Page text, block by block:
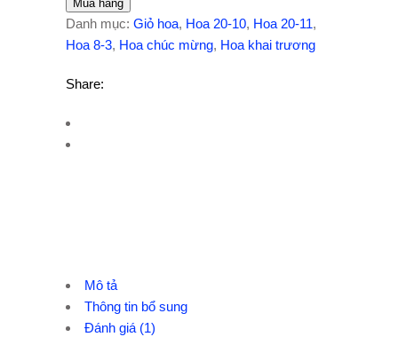
Mua hàng
Danh mục: Giỏ hoa, Hoa 20-10, Hoa 20-11,
Hoa 8-3, Hoa chúc mừng, Hoa khai trương
Share:
Mô tả
Thông tin bổ sung
Đánh giá (1)